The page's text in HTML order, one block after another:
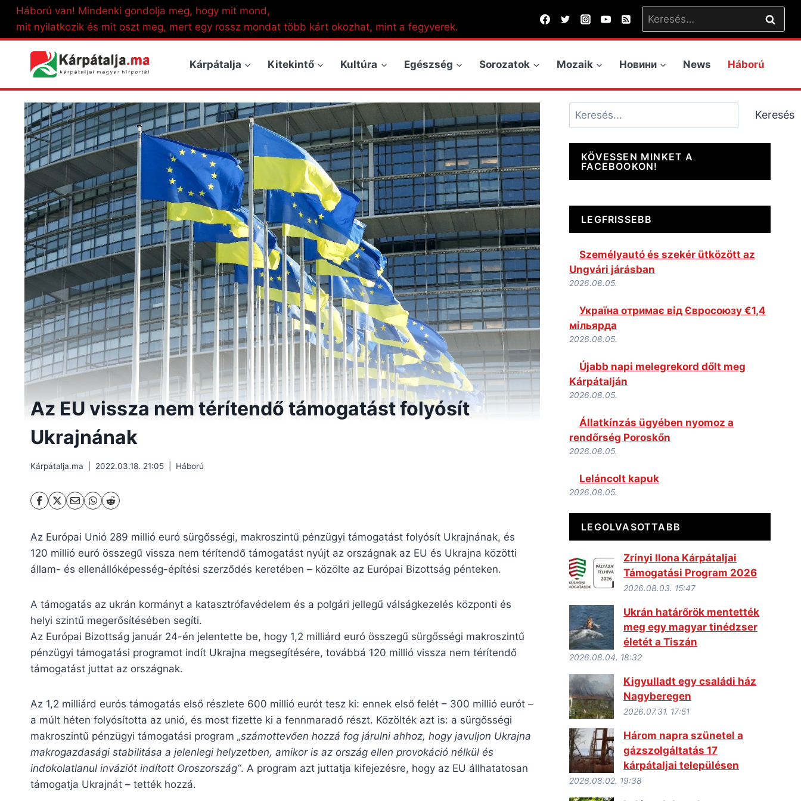
Skip
content
Háború van! Mindenki gondolja meg, hogy mit mond,
mit nyilatkozik és mit oszt meg, mert egy rossz mondat több kárt okozhat, mint a fegyverek.
Keresés:
Kárpátalja Kitekintő Kultúra Egészség Sorozatok Mozaik Новини News Háború
Az EU vissza nem térítendő támogatást folyósít
Ukrajnának
Kárpátalja.ma 2022.03.18. 21:05 Háború
Az Európai Unió 289 millió euró sürgősségi, makroszintű pénzügyi támogatást folyósít Ukrajnának, és
120 millió euró összegű vissza nem térítendő támogatást nyújt az országnak az EU és Ukrajna közötti
állam- és ellenállóképesség-építési szerződés keretében – közölte az Európai Bizottság pénteken.
A támogatás az ukrán kormányt a katasztrófavédelem és a polgári jellegű válságkezelés központi és
helyi szintű megerősítésében segíti.
Az Európai Bizottság január 24-én jelentette be, hogy 1,2 milliárd euró összegű sürgősségi makroszintű
pénzügyi támogatási programot indít Ukrajna megsegítésére, továbbá 120 millió vissza nem térítendő
támogatást juttat az országnak.
Az 1,2 milliárd eurós támogatás első részlete 600 millió eurót tesz ki: ennek első felét – 300 millió eurót –
a múlt héten folyósította az unió, és most fizette ki a fennmaradó részt. Közölték azt is: a sürgősségi
makroszintű pénzügyi támogatási program „számottevően hozzá fog járulni ahhoz, hogy javuljon Ukrajna
makrogazdasági stabilitása a jelenlegi helyzetben, amikor is az ország ellen provokáció nélkül és
indokolatlanul inváziót indított Oroszország”. A program azt juttatja kifejezésre, hogy az EU állhatatosan
támogatja Ukrajnát – tették hozzá.
Keresés Keresés
KÖVESSEN MINKET A
FACEBOOKON!
LEGFRISSEBB
Személyautó és szekér ütközött az
Ungvári járásban
2026.08.05.
Україна отримає від Євросоюзу €1,4
мільярда
2026.08.05.
Újabb napi melegrekord dőlt meg
Kárpátalján
2026.08.05.
Állatkínzás ügyében nyomoz a
rendőrség Poroskőn
2026.08.05.
Leláncolt kapuk
2026.08.05.
LEGOLVASOTTABB
Zrínyi Ilona Kárpátaljai
Támogatási Program 2026
2026.08.03. 15:47
Ukrán határőrök mentették
meg egy magyar tinédzser
életét a Tiszán
2026.08.04. 18:32
Kigyulladt egy családi ház
Nagyberegen
2026.07.31. 17:51
Három napra szünetel a
gázszolgáltatás 17
kárpátaljai településen
2026.08.02. 19:38